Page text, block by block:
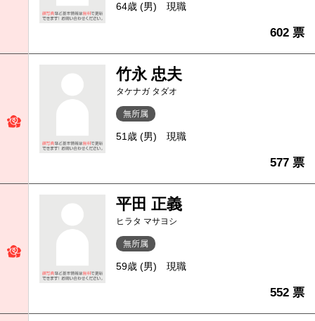
64歳 (男) 現職
602 票
竹永 忠夫
タケナガ タダオ
無所属
51歳 (男) 現職
577 票
平田 正義
ヒラタ マサヨシ
無所属
59歳 (男) 現職
552 票